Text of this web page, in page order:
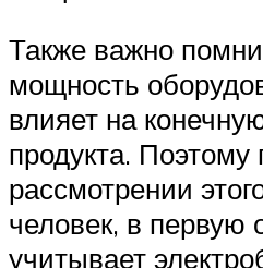
Также важно
мощность
влияет на
продукта. Поэтому
рассмотрении
человек, в первую
учитывает